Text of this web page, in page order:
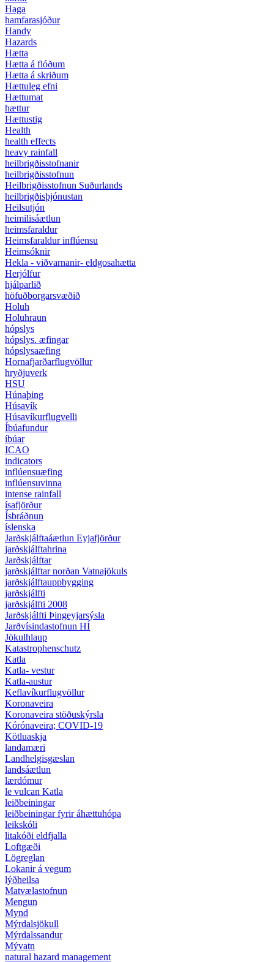
Haga
hamfarasjóður
Handy
Hazards
Hætta
Hætta á flóðum
Hætta á skriðum
Hættuleg efni
Hættumat
hættur
Hættustig
Health
health effects
heavy rainfall
heilbrigðisstofnanir
heilbrigðisstofnun
Heilbrigðisstofnun Suðurlands
heilbrigðisþjónustan
Heilsutjón
heimilisáætlun
heimsfaraldur
Heimsfaraldur inflúensu
Heimsóknir
Hekla - viðvarnanir- eldgosahætta
Herjólfur
hjálparlið
höfuðborgarsvæðið
Holuh
Holuhraun
hópslys
hópslys. æfingar
hópslysaæfing
Hornafjarðarflugvöllur
hryðjuverk
HSU
Húnaþing
Húsavík
Húsavíkurflugvelli
Íbúafundur
íbúar
ICAO
indicators
inflúensuæfing
inflúensuvinna
intense rainfall
ísafjörður
Ísbráðnun
íslenska
Jarðskjálftaáætlun Eyjafjörður
jarðskjálftahrina
Jarðskjálftar
jarðskjálftar norðan Vatnajökuls
jarðskjálftauppbygging
jarðskjálfti
jarðskjálfti 2008
Jarðskjálfti Þingeyjarsýsla
Jarðvísindastofnun HÍ
Jökulhlaup
Katastrophenschutz
Katla
Katla- vestur
Katla-austur
Keflavíkurflugvöllur
Koronaveira
Koronaveira stöðuskýrsla
Kórónaveira; COVID-19
Kötluaskja
landamæri
Landhelgisgæslan
landsáætlun
lærdómur
le vulcan Katla
leiðbeiningar
leiðbeiningar fyrir áhættuhópa
leikskóli
litakóði eldfjalla
Loftgæði
Lögreglan
Lokanir á vegum
lýðheilsa
Matvælastofnun
Mengun
Mynd
Mýrdalsjökull
Mýrdalssandur
Mývatn
natural hazard management